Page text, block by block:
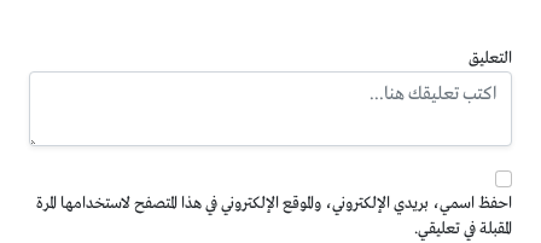
التعليق
احفظ اسمي، بريدي الإلكتروني، والموقع الإلكتروني في هذا المتصفح لاستخدامها المرة
المقبلة في تعليقي.